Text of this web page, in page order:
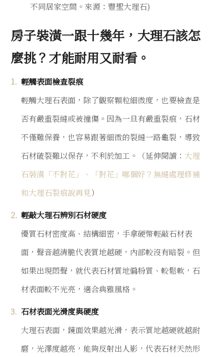
不同居家空間。來源：豐聖大理石)
房子裝潢一跟十幾年，大理石該怎
麼挑？才能耐用又耐看。
輕觸表面檢查裂痕
輕觸大理石表面，除了觀察顆粒細微度，也要檢查是
否有嚴重裂縫或被撞傷。因為一旦有嚴重裂痕，石材
不僅難保養，也容易跟著細微的裂縫一路龜裂，導致
石材破裂難以保存，不利於加工。（延伸閱讀： 大理
石裝潢「不對花」、「對花」哪個好？無縫處理修補
和大理石裂痕說再見）
輕敲大理石辨別石材硬度
優質石材密度高、結構細密，手拿硬幣輕敲石材表
面，聲音越清脆代表質地越硬，內部較沒有暗裂。但
如果出現悶聲，就代表石材質地偏粉質、較鬆軟，石
材表面較不光亮，適合典雅風格。
石材表面光滑度與硬度
大理石表面，鏡面效果越光滑，表示質地越硬就越耐
磨，光澤度越亮，能夠反射出人影，代表石材天然形